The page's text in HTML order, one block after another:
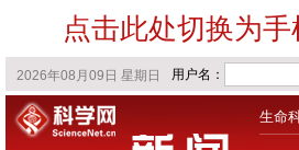
点击此处切换为
生命